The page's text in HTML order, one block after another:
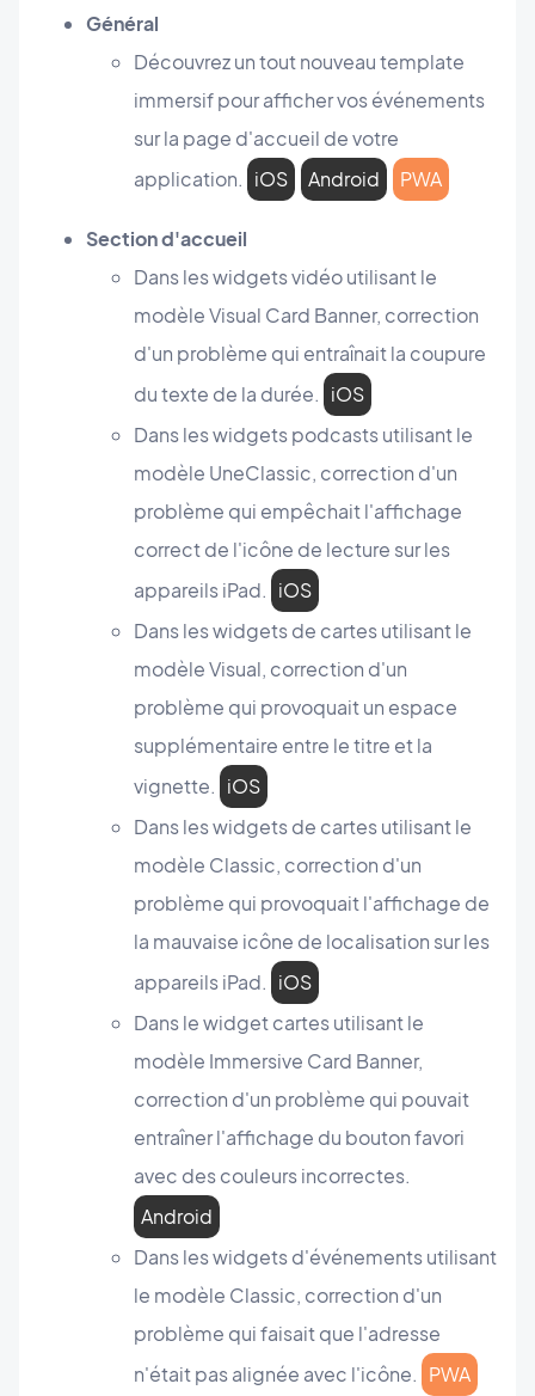
Général
Découvrez un tout nouveau template
immersif pour afficher vos événements
sur la page d'accueil de votre
application. iOS Android PWA
Section d'accueil
Dans les widgets vidéo utilisant le
modèle Visual Card Banner, correction
d'un problème qui entraînait la coupure
du texte de la durée. iOS
Dans les widgets podcasts utilisant le
modèle UneClassic, correction d'un
problème qui empêchait l'affichage
correct de l'icône de lecture sur les
appareils iPad. iOS
Dans les widgets de cartes utilisant le
modèle Visual, correction d'un
problème qui provoquait un espace
supplémentaire entre le titre et la
vignette. iOS
Dans les widgets de cartes utilisant le
modèle Classic, correction d'un
problème qui provoquait l'affichage de
la mauvaise icône de localisation sur les
appareils iPad. iOS
Dans le widget cartes utilisant le
modèle Immersive Card Banner,
correction d'un problème qui pouvait
entraîner l'affichage du bouton favori
avec des couleurs incorrectes.
Android
Dans les widgets d'événements utilisant
le modèle Classic, correction d'un
problème qui faisait que l'adresse
n'était pas alignée avec l'icône. PWA